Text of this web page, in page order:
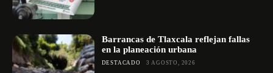
Barrancas de Tlaxcala reflejan fallas
en la planeación urbana
DESTACADO 3 AGOSTO, 2026